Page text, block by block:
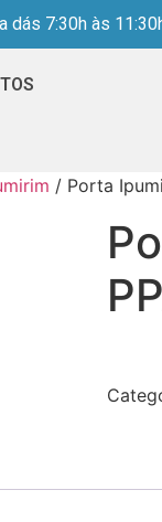
dás 7:30h às
/ Porta